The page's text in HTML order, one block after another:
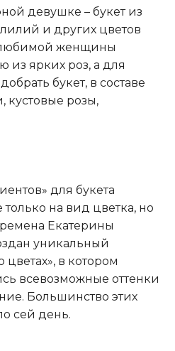
девушке – букет из
и других цветов
любимой женщины
из ярких роз, а для
букет, в составе
кустовые розы,
для букета
только на вид цветка, но
Екатерины
уникальный
в котором
всевозможные оттенки
Большинство этих
сей день.